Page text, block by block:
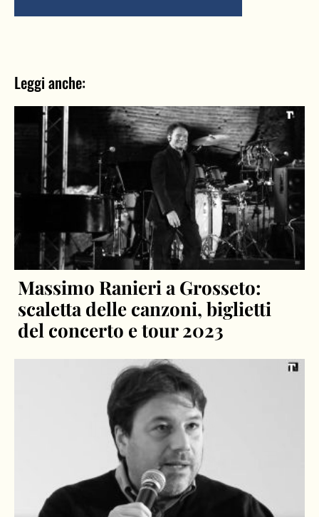
Leggi anche:
Massimo Ranieri a Grosseto:
scaletta delle canzoni, biglietti
del concerto e tour 2023